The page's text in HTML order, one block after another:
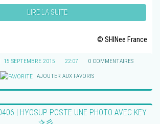
LIRE LA SUITE
© SHINee France
15 SEPTEMBRE 2015 22:07 0 COMMENTAIRES
AJOUTER AUX FAVORIS
| HYOSUP POSTE UNE PHOTO AVEC KEY